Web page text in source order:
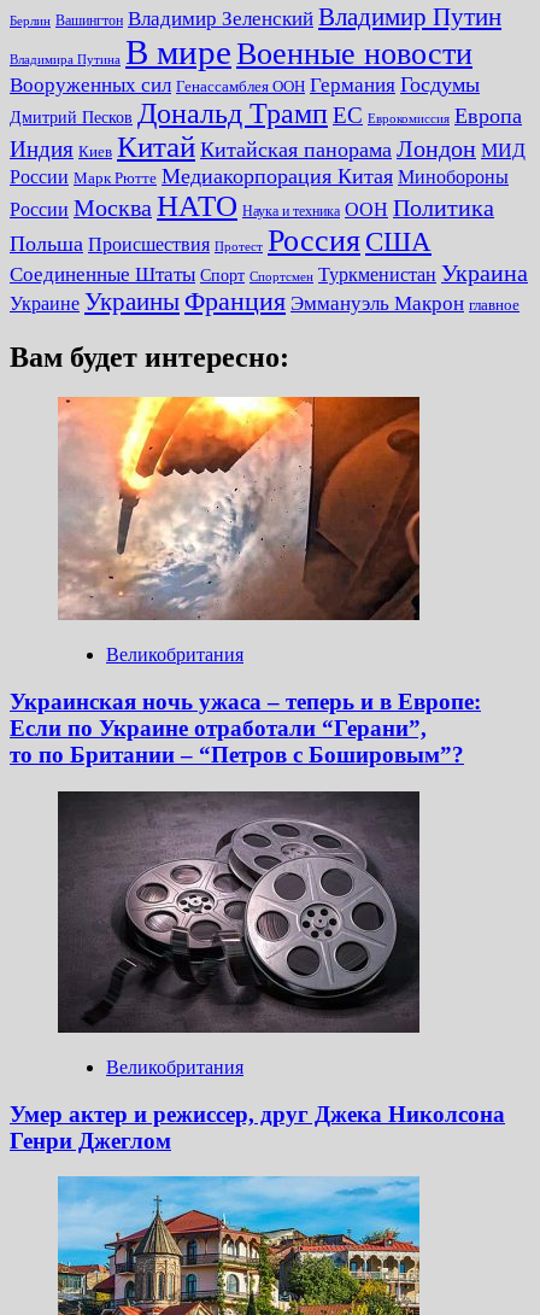
Берлин Вашингтон Владимир Зеленский Владимир Путин
Владимира Путина В миреВоенные новости
Вооруженных сил Генассамблея ООН Германия Госдумы
Дмитрий Песков Дональд ТрампЕС Еврокомиссия Европа
Индия Киев Китай Китайская панорама Лондон МИД
России Марк Рютте Медиакорпорация Китая Минобороны
России Москва НАТО Наука и техника ООН Политика
Польша Происшествия Протест Россия США
Соединенные Штаты Спорт Спортсмен Туркменистан Украина
Украине Украины Франция Эммануэль Макрон главное
Вам будет интересно:
Великобритания
Украинская ночь ужаса – теперь и в Европе:
Если по Украине отработали “Герани”,
то по Британии – “Петров с Бошировым”?
Великобритания
Умер актер и режиссер, друг Джека Николсона
Генри Джеглом